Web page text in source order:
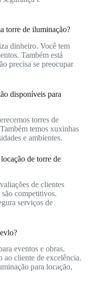
torre de iluminação?
dinheiro. Você tem
Também está
precisa se preocupar
disponíveis para
torres de
temos xuxinhas
e ambientes.
de torre de
de clientes
são competitivos.
serviços de
eventos e obras.
ao cliente de excelência.
para locação,